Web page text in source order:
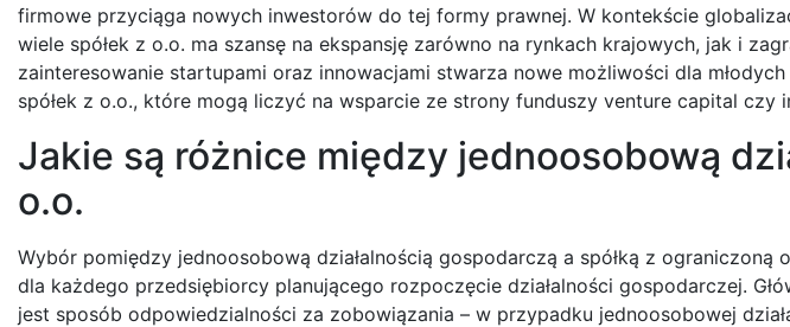
firmowe przyciąga nowych inwestorów do tej formy prawnej. W kontekście
wiele spółek z o.o. ma szansę na ekspansję zarówno na rynkach krajowych, jak i
zainteresowanie startupami oraz innowacjami stwarza nowe możliwości dla
spółek z o.o., które mogą liczyć na wsparcie ze strony funduszy venture capital czy
Jakie są różnice między jednoosobową
o.o.
Wybór pomiędzy jednoosobową działalnością gospodarczą a spółką z
dla każdego przedsiębiorcy planującego rozpoczęcie działalności gospodarczej.
jest sposób odpowiedzialności za zobowiązania – w przypadku jednoosobowej